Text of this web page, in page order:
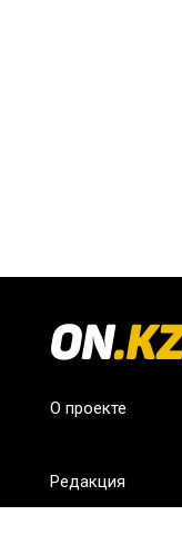
О проекте
Редакция